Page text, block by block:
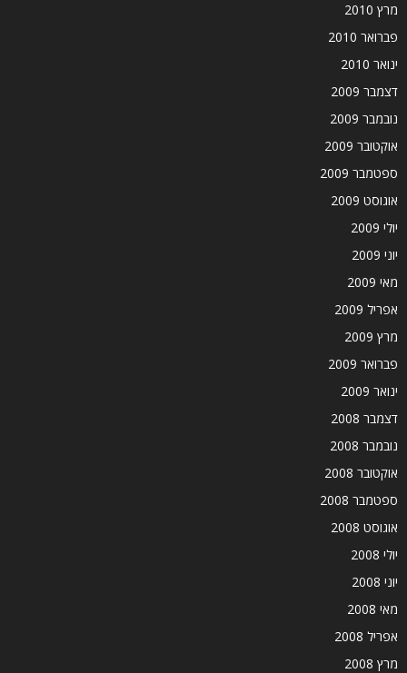
מרץ 2010
פברואר 2010
ינואר 2010
דצמבר 2009
נובמבר 2009
אוקטובר 2009
ספטמבר 2009
אוגוסט 2009
יולי 2009
יוני 2009
מאי 2009
אפריל 2009
מרץ 2009
פברואר 2009
ינואר 2009
דצמבר 2008
נובמבר 2008
אוקטובר 2008
ספטמבר 2008
אוגוסט 2008
יולי 2008
יוני 2008
מאי 2008
אפריל 2008
מרץ 2008